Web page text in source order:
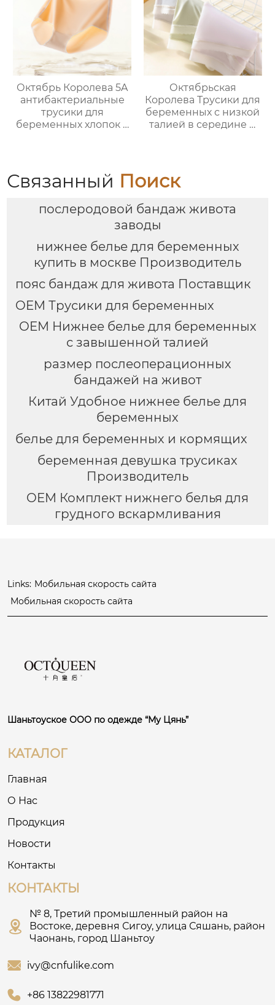
Октябрь Королева 5A
антибактериальные
трусики для
беременных хлопок с
специальные нет
следов шорты
Октябрьская
Королева Трусики для
беременных с низкой
талией в середине и
Беременность
Без Следа Ранний
Связанный Поиск
послеродовой бандаж живота
заводы
нижнее белье для беременных
купить в москве Производитель
пояс бандаж для живота Поставщик
OEM Трусики для беременных
OEM Нижнее белье для беременных
с завышенной талией
размер послеоперационных
бандажей на живот
Китай Удобное нижнее белье для
беременных
белье для беременных и кормящих
беременная девушка трусиках
Производитель
OEM Комплект нижнего белья для
грудного вскармливания
Links: Мобильная скорость сайта
Мобильная скорость сайта
Шаньтоуское ООО по одежде “Му Цянь”
КАТАЛОГ
Главная
О Нас
Продукция
Новости
Контакты
КОНТАКТЫ

№ 8, Третий промышленный район на
Востоке, деревня Сигоу, улица Сяшань, район
Чаонань, город Шаньтоу
 ivy@cnfulike.com
 +86 13822981771